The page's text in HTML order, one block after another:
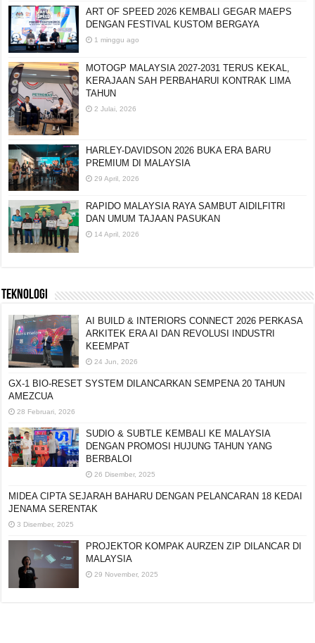
ART OF SPEED 2026 KEMBALI GEGAR MAEPS
DENGAN FESTIVAL KUSTOM BERGAYA
1 minggu ago
MOTOGP MALAYSIA 2027-2031 TERUS KEKAL,
KERAJAAN SAH PERBAHARUI KONTRAK LIMA
TAHUN
2 Julai, 2026
HARLEY-DAVIDSON 2026 BUKA ERA BARU
PREMIUM DI MALAYSIA
29 April, 2026
RAPIDO MALAYSIA RAYA SAMBUT AIDILFITRI
DAN UMUM TAJAAN PASUKAN
14 April, 2026
TEKNOLOGI
AI BUILD & INTERIORS CONNECT 2026 PERKASA
ARKITEK ERA AI DAN REVOLUSI INDUSTRI
KEEMPAT
24 Jun, 2026
GX-1 BIO-RESET SYSTEM DILANCARKAN
SUDIO & SUBTLE KEMBALI KE MALAYSIA
DENGAN PROMOSI HUJUNG TAHUN YANG
BERBALOI
MIDEA CIPTA SEJARAH BAHARU DENGAN
PELANCARAN 18 KEDAI JENAMA SERENTAK
PROJEKTOR KOMPAK AURZEN ZIP DILANCAR DI
MALAYSIA